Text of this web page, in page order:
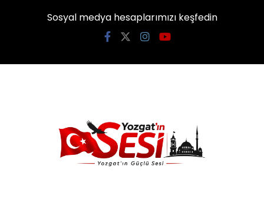
Sosyal medya hesaplarımızı keşfedin